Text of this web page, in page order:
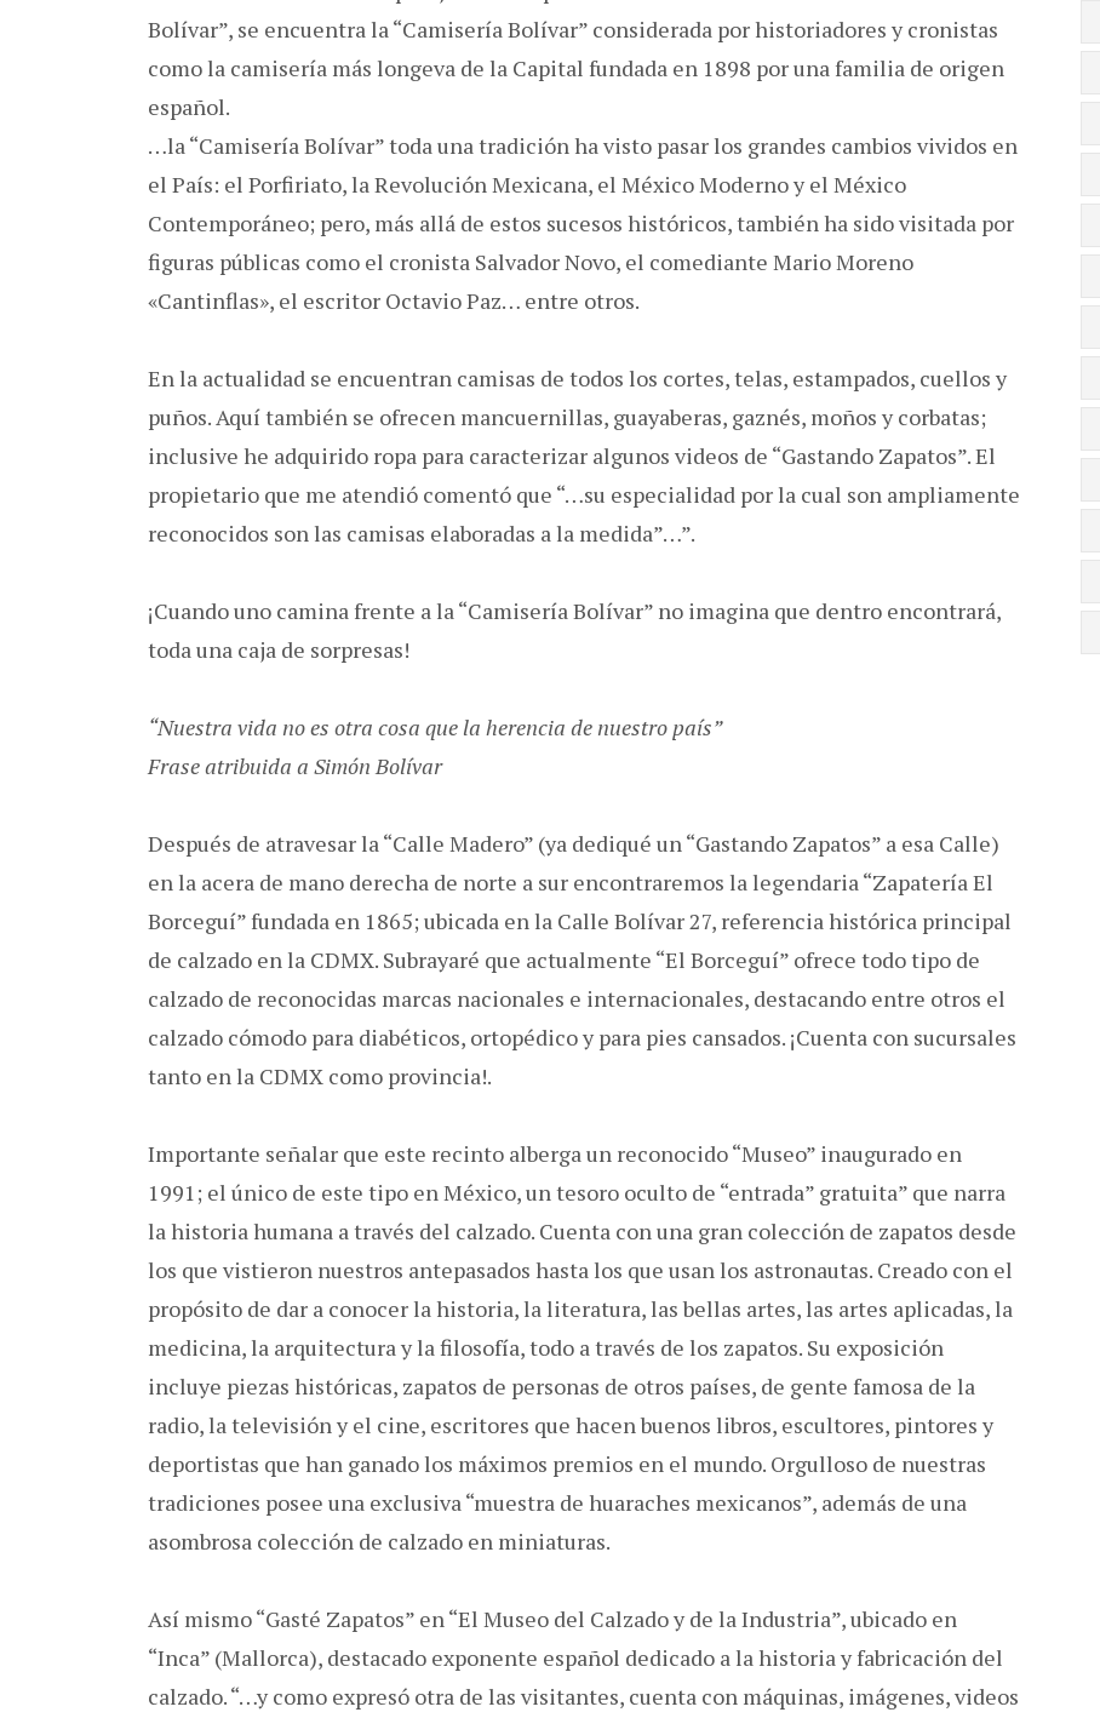
Bolívar”, se encuentra la “Camisería Bolívar” considerada por historiadores y cronistas
como la camisería más longeva de la Capital fundada en 1898 por una familia de origen
español.
…la “Camisería Bolívar” toda una tradición ha visto pasar los grandes cambios vividos en
el País: el Porfiriato, la Revolución Mexicana, el México Moderno y el México
Contemporáneo; pero, más allá de estos sucesos históricos, también ha sido visitada por
figuras públicas como el cronista Salvador Novo, el comediante Mario Moreno
«Cantinflas», el escritor Octavio Paz… entre otros.
En la actualidad se encuentran camisas de todos los cortes, telas, estampados, cuellos y
puños. Aquí también se ofrecen mancuernillas, guayaberas, gaznés, moños y corbatas;
inclusive he adquirido ropa para caracterizar algunos videos de “Gastando Zapatos”. El
propietario que me atendió comentó que “…su especialidad por la cual son ampliamente
reconocidos son las camisas elaboradas a la medida”…”.
¡Cuando uno camina frente a la “Camisería Bolívar” no imagina que dentro encontrará,
toda una caja de sorpresas!
“Nuestra vida no es otra cosa que la herencia de nuestro país”
Frase atribuida a Simón Bolívar
Después de atravesar la “Calle Madero” (ya dediqué un “Gastando Zapatos” a esa Calle)
en la acera de mano derecha de norte a sur encontraremos la legendaria “Zapatería El
Borceguí” fundada en 1865; ubicada en la Calle Bolívar 27, referencia histórica principal
de calzado en la CDMX. Subrayaré que actualmente “El Borceguí” ofrece todo tipo de
calzado de reconocidas marcas nacionales e internacionales, destacando entre otros el
calzado cómodo para diabéticos, ortopédico y para pies cansados. ¡Cuenta con sucursales
tanto en la CDMX como provincia!.
Importante señalar que este recinto alberga un reconocido “Museo” inaugurado en
1991; el único de este tipo en México, un tesoro oculto de “entrada” gratuita” que narra
la historia humana a través del calzado. Cuenta con una gran colección de zapatos desde
los que vistieron nuestros antepasados hasta los que usan los astronautas. Creado con el
propósito de dar a conocer la historia, la literatura, las bellas artes, las artes aplicadas, la
medicina, la arquitectura y la filosofía, todo a través de los zapatos. Su exposición
incluye piezas históricas, zapatos de personas de otros países, de gente famosa de la
radio, la televisión y el cine, escritores que hacen buenos libros, escultores, pintores y
deportistas que han ganado los máximos premios en el mundo. Orgulloso de nuestras
tradiciones posee una exclusiva “muestra de huaraches mexicanos”, además de una
asombrosa colección de calzado en miniaturas.
Así mismo “Gasté Zapatos” en “El Museo del Calzado y de la Industria”, ubicado en
“Inca” (Mallorca), destacado exponente español dedicado a la historia y fabricación del
calzado. “…y como expresó otra de las visitantes, cuenta con máquinas, imágenes, videos